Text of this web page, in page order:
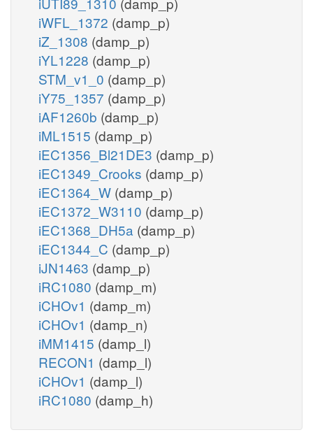
iWFL_1372 (damp_p)
iZ_1308 (damp_p)
iYL1228 (damp_p)
STM_v1_0 (damp_p)
iY75_1357 (damp_p)
iAF1260b (damp_p)
iML1515 (damp_p)
iEC1356_Bl21DE3 (damp_p)
iEC1349_Crooks (damp_p)
iEC1364_W (damp_p)
iEC1372_W3110 (damp_p)
iEC1368_DH5a (damp_p)
iEC1344_C (damp_p)
iJN1463 (damp_p)
iRC1080 (damp_m)
iCHOv1 (damp_m)
iCHOv1 (damp_n)
iMM1415 (damp_l)
RECON1 (damp_l)
iCHOv1 (damp_l)
iRC1080 (damp_h)